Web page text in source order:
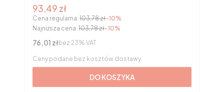
Cena promocyjna brutto
93,49 zł
Cena regularna: 103,78 zł-10%
Najniższa cena: 103,78 zł-10%
Cena netto
76,01 złbez 23% VAT
Ceny podane bez kosztów dostawy.
DO KOSZYKA